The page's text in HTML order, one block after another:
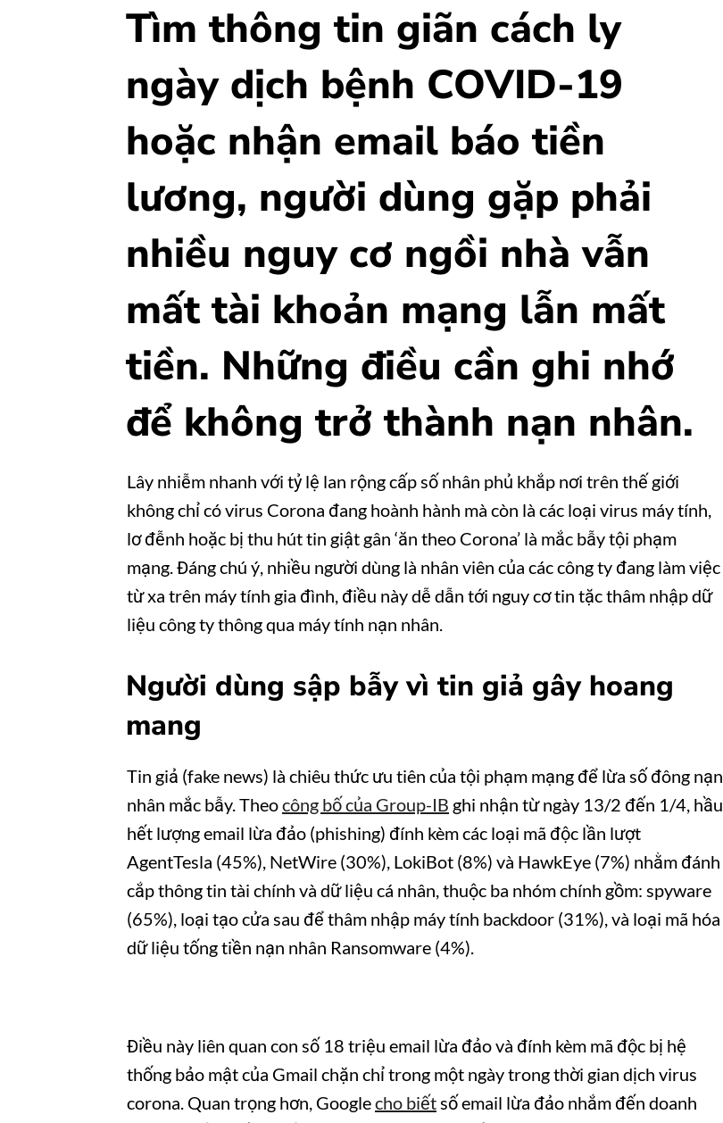
Tìm thông tin giãn cách ly
ngày dịch bệnh COVID-19
hoặc nhận email báo tiền
lương, người dùng gặp phải
nhiều nguy cơ ngồi nhà vẫn
mất tài khoản mạng lẫn mất
tiền. Những điều cần ghi nhớ
để không trở thành nạn nhân.
Lây nhiễm nhanh với tỷ lệ lan rộng cấp số nhân phủ khắp nơi trên thế giới
không chỉ có virus Corona đang hoành hành mà còn là các loại virus máy tính,
lơ đễnh hoặc bị thu hút tin giật gân ‘ăn theo Corona’ là mắc bẫy tội phạm
mạng. Đáng chú ý, nhiều người dùng là nhân viên của các công ty đang làm việc
từ xa trên máy tính gia đình, điều này dễ dẫn tới nguy cơ tin tặc thâm nhập dữ
liệu công ty thông qua máy tính nạn nhân.
Người dùng sập bẫy vì tin giả gây hoang
mang
Tin giả (fake news) là chiêu thức ưu tiên của tội phạm mạng để lừa số đông nạn
nhân mắc bẫy. Theocông bố của Group-IB ghi nhận từ ngày 13/2 đến 1/4, hầu
hết lượng email lừa đảo (phishing) đính kèm các loại mã độc lần lượt
AgentTesla (45%), NetWire (30%), LokiBot (8%) và HawkEye (7%) nhằm đánh
cắp thông tin tài chính và dữ liệu cá nhân, thuộc ba nhóm chính gồm: spyware
(65%), loại tạo cửa sau để thâm nhập máy tính backdoor (31%), và loại mã hóa
dữ liệu tống tiền nạn nhân Ransomware (4%).
Điều này liên quan con số 18 triệu email lừa đảo và đính kèm mã độc bị hệ
thống bảo mật của Gmail chặn chỉ trong một ngày trong thời gian dịch virus
corona. Quan trọng hơn, Googlecho biếtsố email lừa đảo nhắm đến doanh